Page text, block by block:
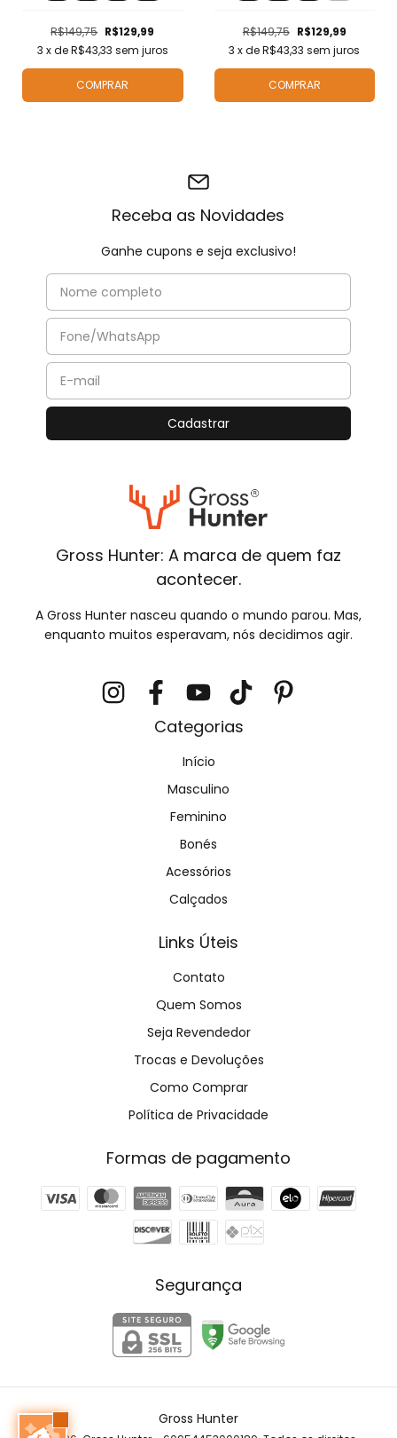
R$149,75 R$129,99
3 x deR$43,33 sem juros
COMPRAR
R$149,75 R$129,99
3 x deR$43,33 sem juros
COMPRAR
Receba as Novidades
Ganhe cupons e seja exclusivo!
Gross Hunter: A marca de quem faz
acontecer.
A Gross Hunter nasceu quando o mundo parou. Mas,
enquanto muitos esperavam, nós decidimos agir.
Categorias
Início
Masculino
Feminino
Bonés
Acessórios
Calçados
Links Úteis
Contato
Quem Somos
Seja Revendedor
Trocas e Devoluções
Como Comprar
Política de Privacidade
Formas de pagamento
Segurança
Gross Hunter